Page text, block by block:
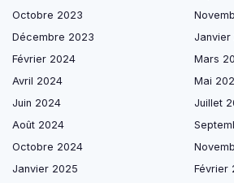
Octobre 2023
Décembre 2023
Janvier
Février 2024
Mars
Avril 2024
Mai
Juin 2024
Juillet
Août 2024
Octobre 2024
Janvier 2025
Février